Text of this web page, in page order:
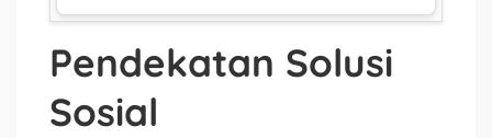
Pendekatan Solusi
Sosial